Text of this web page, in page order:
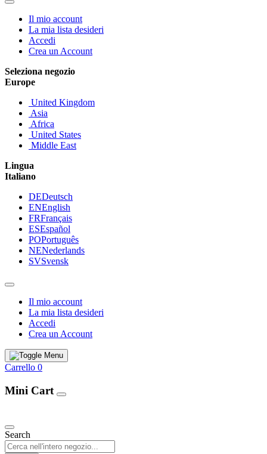
Il mio account
La mia lista desideri
Accedi
Crea un Account
Seleziona negozio
Europe
United Kingdom
Asia
Africa
United States
Middle East
Lingua
Italiano
DEDeutsch
ENEnglish
FRFrançais
ESEspañol
POPortuguês
NENederlands
SVSvensk
Il mio account
La mia lista desideri
Accedi
Crea un Account
Carrello 0
Mini Cart
Search